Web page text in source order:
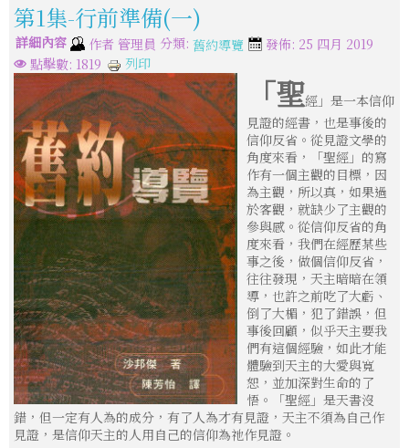
第1集-行前準備(一)
詳細內容 作者 管理員 分類: 舊約導覽
發佈: 25 四月 2019
點擊數: 1819
列印
「聖經」是一本信仰
見證的經書，也是事後的
信仰反省。從見證文學的
角度來看，「聖經」的寫
作有一個主觀的目標，因
為主觀，所以真，如果過
於客觀，就缺少了主觀的
參與感。從信仰反省的角
度來看，我們在經歷某些
事之後，做個信仰反省，
往往發現，天主暗暗在領
導，也許之前吃了大虧、
倒了大楣，犯了錯誤，但
事後回顧，似乎天主要我
們有這個經驗，如此才能
體驗到天主的大愛與寬
恕，並加深對生命的了
悟。「聖經」是天書沒
錯，但一定有人為的成分，有了人為才有見證，天主不須為自己作
見證，是信仰天主的人用自己的信仰為祂作見證。